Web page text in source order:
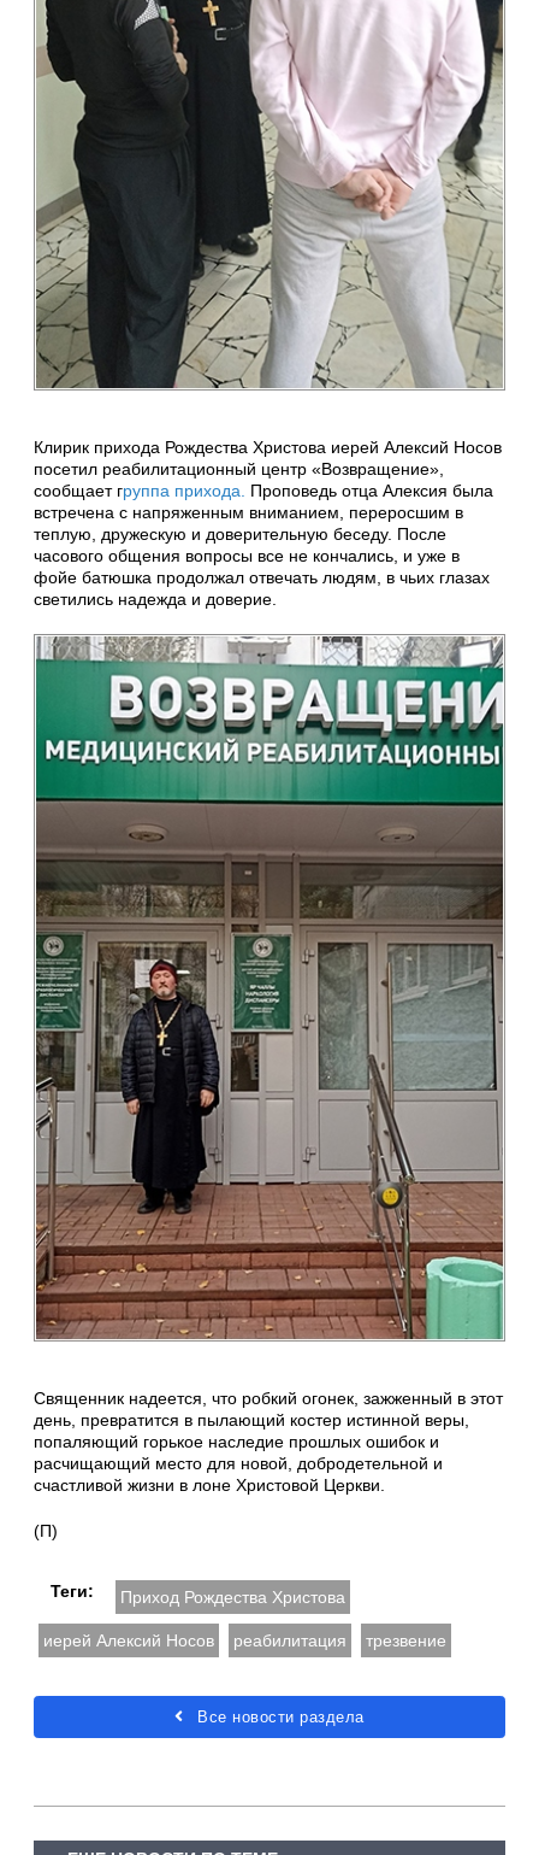
Клирик прихода Рождества Христова иерей Алексий Носов
посетил реабилитационный центр «Возвращение»,
сообщает группа прихода.
Проповедь отца Алексия была
встречена с напряженным вниманием, переросшим в
теплую, дружескую и доверительную беседу. После
часового общения вопросы все не кончались, и уже в
фойе батюшка продолжал отвечать людям, в чьих глазах
светились надежда и доверие.
Священник надеется, что робкий огонек, зажженный в этот
день, превратится в пылающий костер истинной веры,
попаляющий горькое наследие прошлых ошибок и
расчищающий место для новой, добродетельной и
счастливой жизни в лоне Христовой Церкви.
(П)
Теги: Приход Рождества Христова
иерей Алексий Носов реабилитация трезвение
Все новости раздела